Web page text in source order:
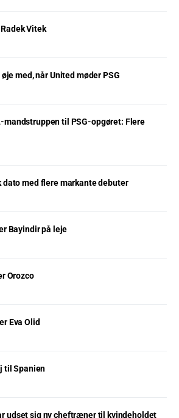
Vitek
med, når United møder PSG
mandstruppen til PSG-opgøret: Flere
dato med flere markante debuter
Bayindir på leje
Orozco
Eva Olid
til Spanien
udset sig ny cheftræner til kvindeholdet